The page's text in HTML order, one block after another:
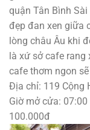
quận Tân Bình
đẹp đan xen giữa
lòng châu Âu khi
là xứ sở cafe rang
cafe thơm ngon
Địa chỉ: 119 Cộng
Giờ mở cửa:
100.000đ